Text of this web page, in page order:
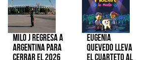
Milo J regresa a
Argentina para
cerrar el 2026
Eugenia
Quevedo lleva
el cuarteto al